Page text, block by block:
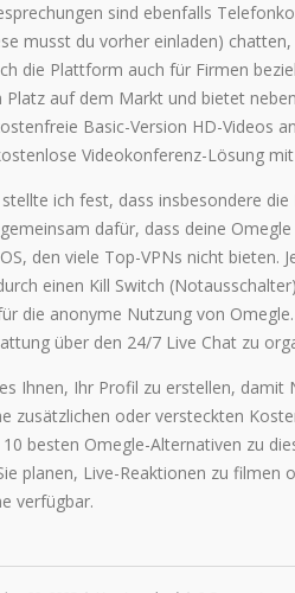
sind ebenfalls
musst du vorher einladen)
die Plattform auch für Firmen
Platz auf dem Markt und bietet
Basic-Version HD-Videos
Videokonferenz-Lösung
ich fest, dass insbesondere
dafür, dass deine
den viele Top-VPNs nicht bieten.
einen Kill Switch
die anonyme Nutzung von
über den 24/7 Live Chat zu
Ihnen, Ihr Profil zu erstellen,
zusätzlichen oder versteckten
besten Omegle-Alternativen zu
planen, Live-Reaktionen zu
verfügbar.